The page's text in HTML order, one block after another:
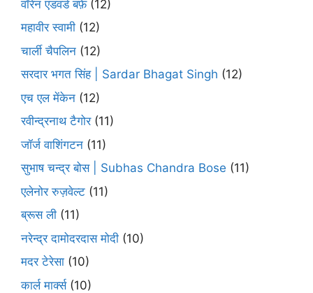
वॉरेन एडवर्ड बफ़े(12)
महावीर स्वामी (12)
चार्ली चैपलिन (12)
सरदार भगत सिंह | Sardar Bhagat Singh (12)
एच एल मेंकेन (12)
रवीन्द्रनाथ टैगोर(11)
जॉर्ज वाशिंगटन (11)
सुभाष चन्द्र बोस | Subhas Chandra Bose (11)
एलेनोर रुज़वेल्ट (11)
ब्रूस ली (11)
नरेन्द्र दामोदरदास मोदी (10)
मदर टेरेसा (10)
कार्ल मार्क्स(10)